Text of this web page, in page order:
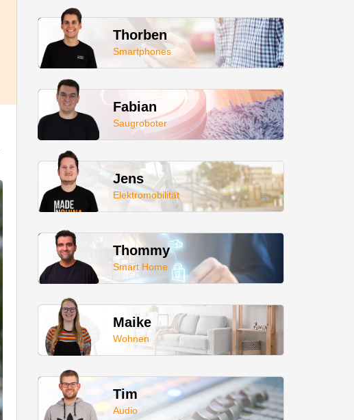
Thorben
Smartphones
Fabian
Saugroboter
Jens
Elektromobilität
Thommy
Smart Home
Maike
Wohnen
Tim
Audio